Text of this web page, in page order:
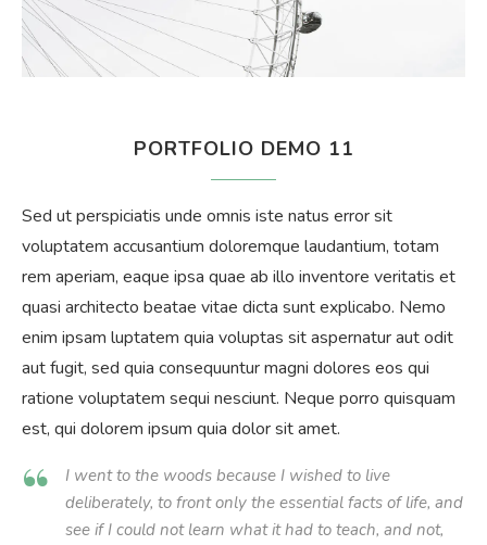
PORTFOLIO DEMO 11
Sed ut perspiciatis unde omnis iste natus error sit
voluptatem accusantium doloremque laudantium, totam
rem aperiam, eaque ipsa quae ab illo inventore veritatis et
quasi architecto beatae vitae dicta sunt explicabo. Nemo
enim ipsam luptatem quia voluptas sit aspernatur aut odit
aut fugit, sed quia consequuntur magni dolores eos qui
ratione voluptatem sequi nesciunt. Neque porro quisquam
est, qui dolorem ipsum quia dolor sit amet.
I went to the woods because I wished to live
deliberately, to front only the essential facts of life, and
see if I could not learn what it had to teach, and not,